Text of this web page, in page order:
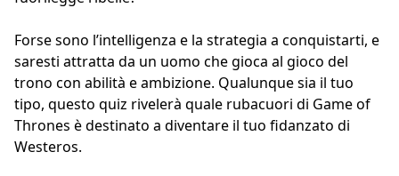
Forse sono l’intelligenza e la strategia a conquistarti, e
saresti attratta da un uomo che gioca al gioco del
trono con abilità e ambizione. Qualunque sia il tuo
tipo, questo quiz rivelerà quale rubacuori di Game of
Thrones è destinato a diventare il tuo fidanzato di
Westeros.